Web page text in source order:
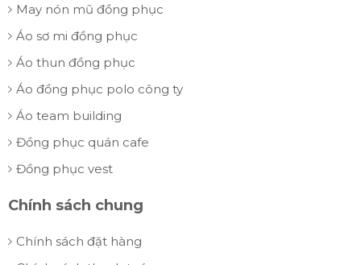
May nón mũ đồng phục
Áo sơ mi đồng phục
Áo thun đồng phục
Áo đồng phục polo công ty
Áo team building
Đồng phục quán cafe
Đồng phục vest
Chính sách chung
Chính sách đặt hàng